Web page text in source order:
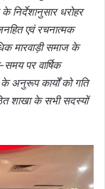
निर्देशानुसार धरोहर
एवं रचनात्मक
मारवाड़ी समाज के
पर वार्षिक
के अनुरूप कार्यों को गति
शाखा के सभी सदस्यों